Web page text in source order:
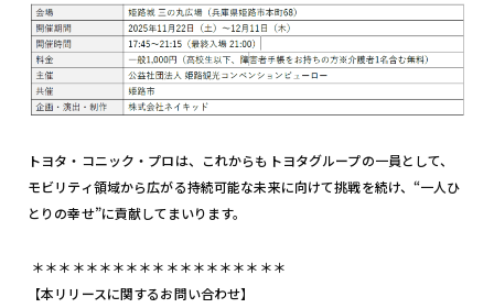
トヨタ・コニック・プロは、これからもトヨタグループの一員として、
モビリティ領域から広がる持続可能な未来に向けて挑戦を続け、“一人ひ
とりの幸せ”に貢献してまいります。
＊＊＊＊＊＊＊＊＊＊＊＊＊＊＊＊＊＊＊
【本リリースに関するお問い合わせ】